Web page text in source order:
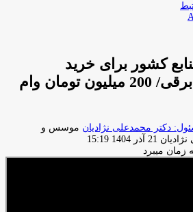
کشور برای خرید
موتورسیکلت‌های برقی/ 200 میلیون تومان وام
موسس و
ارسال
ایمیل
21 آذر 1404 15:19